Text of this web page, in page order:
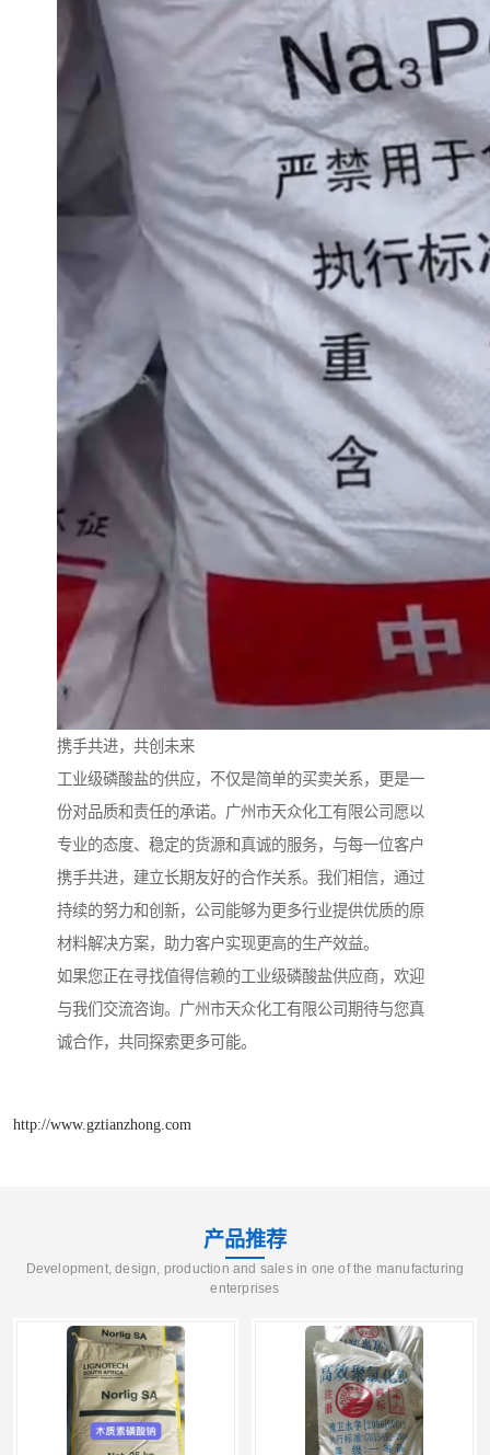
携手共进，共创未来
工业级磷酸盐的供应，不仅是简单的买卖关系，更是一
份对品质和责任的承诺。广州市天众化工有限公司愿以
专业的态度、稳定的货源和真诚的服务，与每一位客户
携手共进，建立长期友好的合作关系。我们相信，通过
持续的努力和创新，公司能够为更多行业提供优质的原
材料解决方案，助力客户实现更高的生产效益。
如果您正在寻找值得信赖的工业级磷酸盐供应商，欢迎
与我们交流咨询。广州市天众化工有限公司期待与您真
诚合作，共同探索更多可能。
http://www.gztianzhong.com
产品推荐
Development, design, production and sales in one of the manufacturing
enterprises